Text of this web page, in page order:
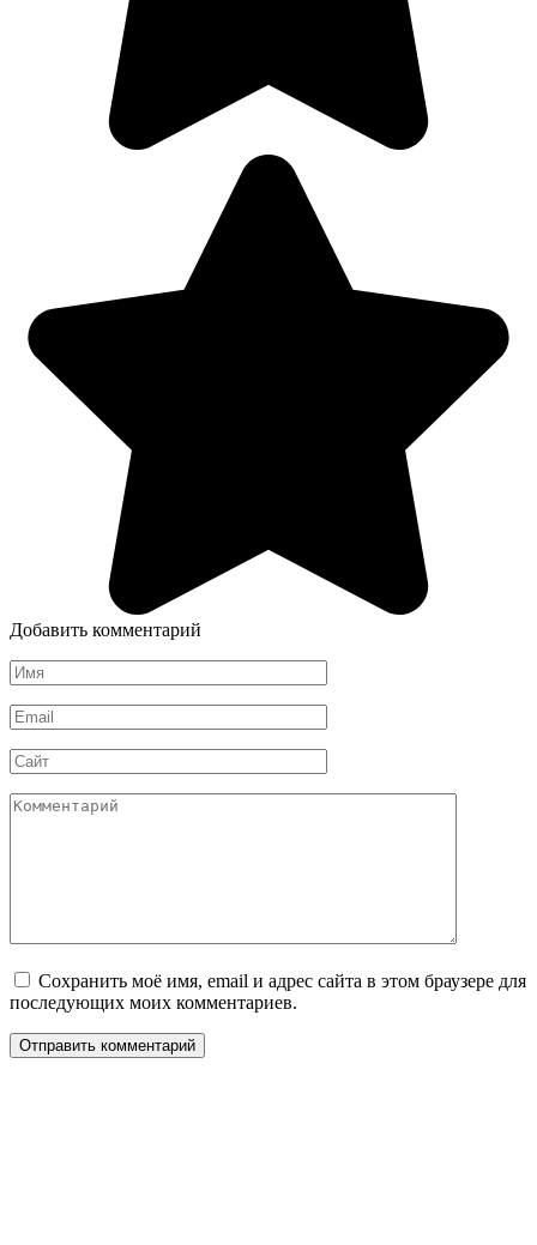
Добавить комментарий
Имя
*
Email
*
Сайт
Комментарий
Сохранить моё имя, email и адрес сайта в этом браузере для
последующих моих комментариев.